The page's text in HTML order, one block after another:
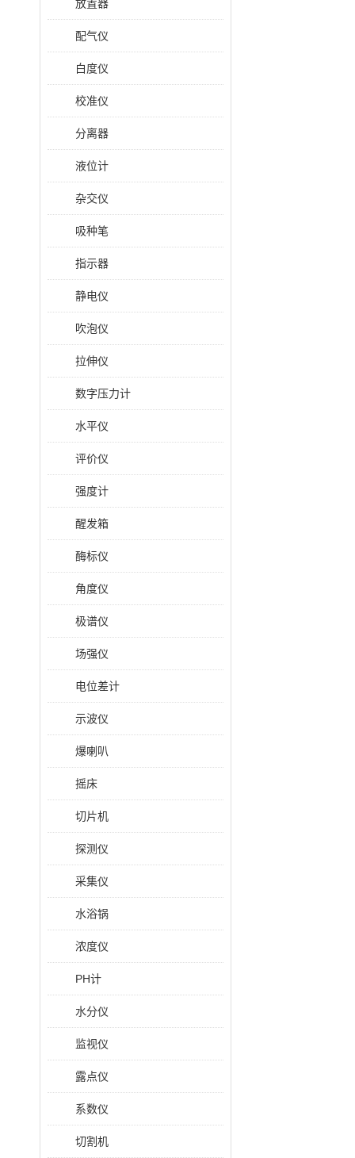
放置器
配气仪
白度仪
校准仪
分离器
液位计
杂交仪
吸种笔
指示器
静电仪
吹泡仪
拉伸仪
数字压力计
水平仪
评价仪
强度计
醒发箱
酶标仪
角度仪
极谱仪
场强仪
电位差计
示波仪
爆喇叭
摇床
切片机
探测仪
采集仪
水浴锅
浓度仪
PH计
水分仪
监视仪
露点仪
系数仪
切割机